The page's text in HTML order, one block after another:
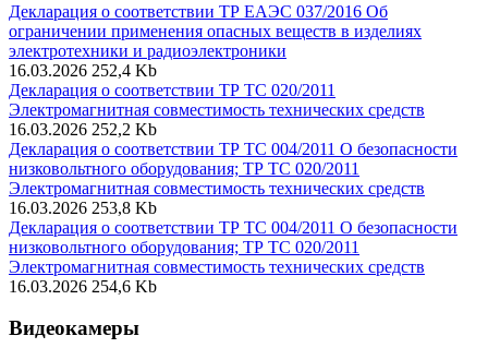
Декларация о соответствии ТР ЕАЭС 037/2016 Об
ограничении применения опасных веществ в изделиях
электротехники и радиоэлектроники
16.03.2026 252,4 Kb
Декларация о соответствии ТР ТС 020/2011
Электромагнитная совместимость технических средств
16.03.2026 252,2 Kb
Декларация о соответствии ТР ТС 004/2011 О безопасности
низковольтного оборудования; ТР ТС 020/2011
Электромагнитная совместимость технических средств
16.03.2026 253,8 Kb
Декларация о соответствии ТР ТС 004/2011 О безопасности
низковольтного оборудования; ТР ТС 020/2011
Электромагнитная совместимость технических средств
16.03.2026 254,6 Kb
Видеокамеры